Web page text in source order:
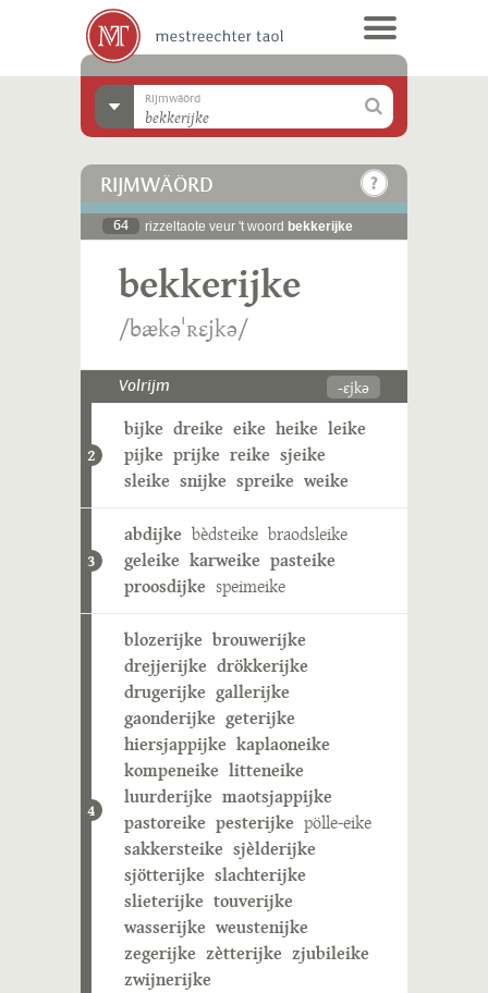
Rijmwäörd
RIJMWÄÖRD
64 rizzeltaote veur 't woord bekkerijke
bekkerijke
/bækəˈʀɛjkə/
Volrijm -ɛjkə
2
bijke dreike eike heike leike
pijke prijke reike sjeike
sleike snijke spreike weike
3
abdijke bèdsteike braodsleike
geleike karweike pasteike
proosdijke speimeike
4
blozerijke brouwerijke
drejjerijke drökkerijke
drugerijke gallerijke
gaonderijke geterijke
hiersjappijke kaplaoneike
kompeneike litteneike
luurderijke maotsjappijke
pastoreike pesterijke pölle-eike
sakkersteike sjèlderijke
sjötterijke slachterijke
slieterijke touverijke
wasserijke weustenijke
zegerijke zètterijke zjubileike
zwijnerijke